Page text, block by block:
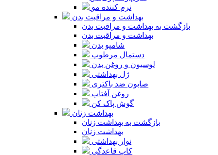
نرم کننده مو
بهداشت و مراقبت بدن
بازگشت به بهداشت و مراقبت بدن
بهداشت و مراقبت بدن
شامپو بدن
دستمال مرطوب
لوسیون و روغن بدن
ژل بهداشتی
صابون ضد باکتری
روغن آفتاب
گوش پاک کن
بهداشت زنان
بازگشت به بهداشت زنان
بهداشت زنان
نوار بهداشتی
کاپ قاعدگی